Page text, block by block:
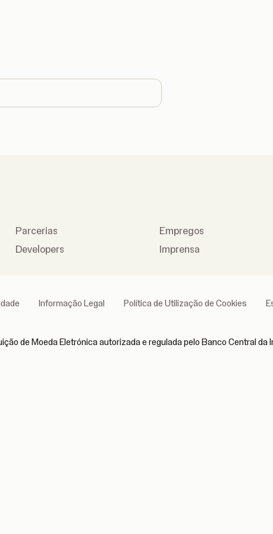
country
Parcerias
Developers
Empregos
Imprensa
Informação Legal Política de Utilização de Cookies
de Moeda Eletrónica autorizada e regulada pelo Banco Central da